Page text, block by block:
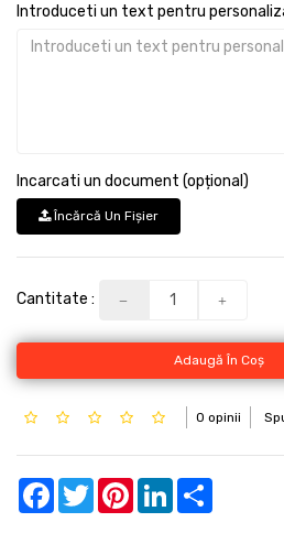
Introduceti un text pentru
Incarcati un document (opțional)
Încărcă Un Fişier
Cantitate :
Adaugă În Coş
0 opinii
Facebook
TwitterPinterestLinkedIn